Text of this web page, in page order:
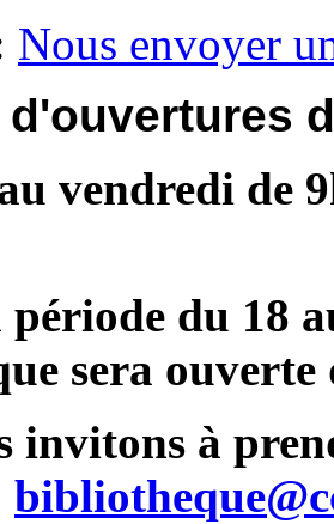
Nous envoyer
d'ouvertures
vendredi de
du 18
sera ouverte
invitons à